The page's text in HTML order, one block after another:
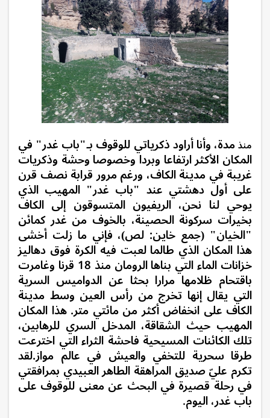
منذمدة، وأنا أراود ذكرياتي للوقوف بـ"باب غدر" في
المكان الأكثر ارتفاعا وبردا وخصوصا وحشة وذكريات
غريبة في مدينة الكاف، ورغم مرور قرابة نصف قرن
على أول دهشتي عند "باب غدر" المهيب الذي
يوحي لنا نحن، الريفيون المتسوقون إلى الكاف
بخيرات سركونة الحصينة، بالخوف من غدر كمائن
"الخيان" (جمع خاين: لص)، فإني ما زلت أخشى
هذا المكان الذي طالما لعبت فيه الكرة فوق دهاليز
خزانات الماء التي بناها الرومان منذ 18 قرنا وغامرت
باقتحام ظلامها مرارا بحثا عن الدواميس السرية
التي يقال إنها تخرج من رأس العين وسط مدينة
الكاف على انخفاض أكثر من مائتي متر. هذا المكان
المهيب حيث الشقاقة، المدخل السري للرهابين،
تلك الكائنات المسيحية فاحشة الثراء التي اخترعت
طرقا سحرية للتخفي والعيش في عالم مواز.لقد
تكرم عليّ صديق المراهقة الطاهر العبيدي بمرافقتي
في رحلة قصيرة في البحث عن معنى للوقوف على
باب غدر، اليوم.